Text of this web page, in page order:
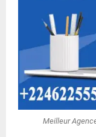
Meilleur